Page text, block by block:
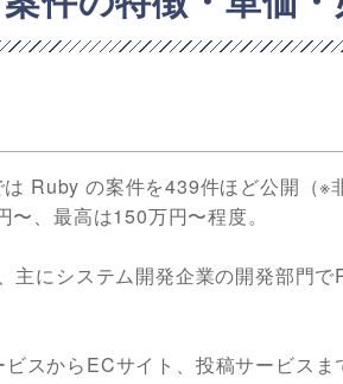
Ruby の案件を439件ほど公開（※
、最高は150万円〜程度。
主にシステム開発企業の開発部門
スからECサイト、投稿サービス